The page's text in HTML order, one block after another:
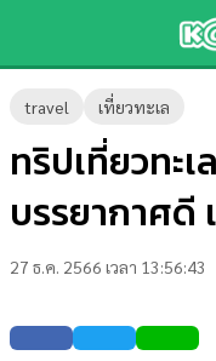
travel เที่ยวทะเล
ทริปเที่ยวทะ
บรรยากาศดี
27 ธ.ค. 2566 เวลา 13:56:43
ข่าว-
ความ
รู้
บันเทิง